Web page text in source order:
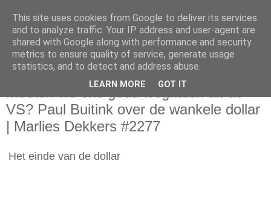
donderdag 16 april 2026
Moeten we ons goud weghalen uit de
VS? Paul Buitink over de wankele dollar
| Marlies Dekkers #2277
Het einde van de dollar
This site uses cookies from Google to deliver its services
and to analyze traffic. Your IP address and user-agent are
shared with Google along with performance and security
metrics to ensure quality of service, generate usage
statistics, and to detect and address abuse.
LEARN MORE GOT IT